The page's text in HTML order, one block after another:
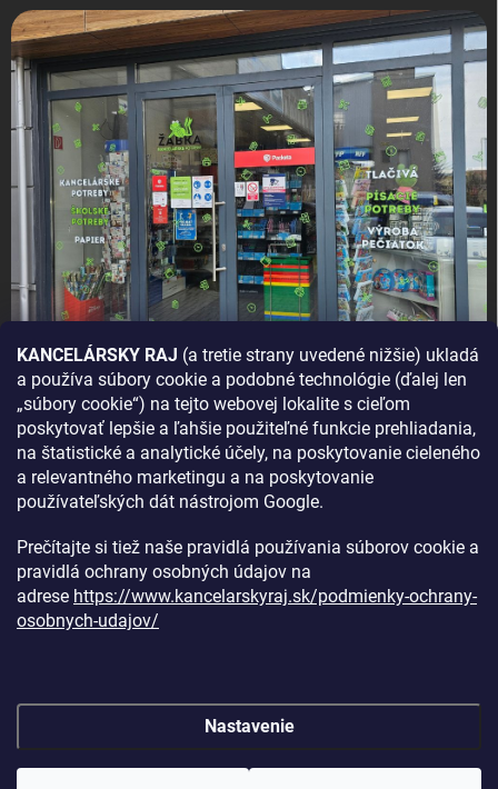
KANCELÁRSKY RAJ (a tretie strany uvedené nižšie) ukladá
a používa súbory cookie a podobné technológie (ďalej len
„súbory cookie“) na tejto webovej lokalite s cieľom
poskytovať lepšie a ľahšie použiteľné funkcie prehliadania,
na štatistické a analytické účely, na poskytovanie cieleného
a relevantného marketingu a na poskytovanie
používateľských dát nástrojom Google.
Prečítajte si tiež naše pravidlá používania súborov cookie a
pravidlá ochrany osobných údajov na
adrese https://www.kancelarskyraj.sk/podmienky-ochrany-
osobnych-udajov/
Nastavenie
AKO SA K NÁM DOSTANETE?
Copyright 2026Kancelársky raj. Všetky práva vyhradené.Upraviť